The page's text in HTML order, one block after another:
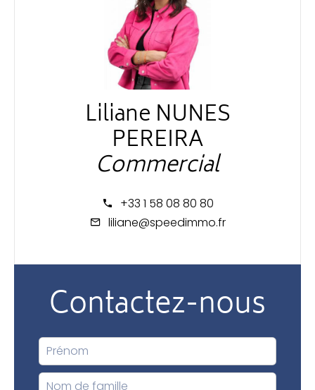
Liliane NUNES
PEREIRA
Commercial
+33 1 58 08 80 80
liliane@speedimmo.fr
Contactez-nous